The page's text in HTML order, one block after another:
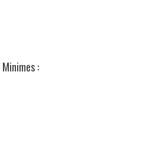
Minimes :